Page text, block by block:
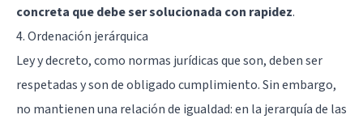
concreta que debe ser solucionada con rapidez.
4. Ordenación jerárquica
Ley y decreto, como normas jurídicas que son, deben ser
respetadas y son de obligado cumplimiento. Sin embargo,
no mantienen una relación de igualdad: en la jerarquía de las